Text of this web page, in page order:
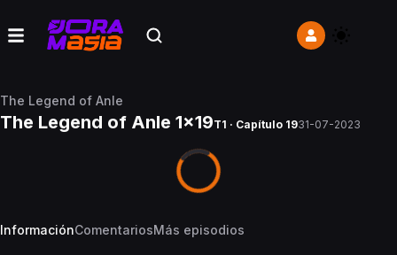
The Legend of Anle
The Legend of Anle 1x19T1 · Capítulo 1931-07-2023
InformaciónComentariosMás episodios